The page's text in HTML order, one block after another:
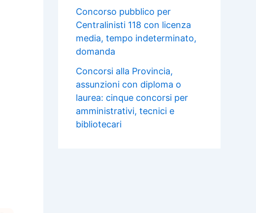
Concorso pubblico per
Centralinisti 118 con licenza
media, tempo indeterminato,
domanda
Concorsi alla Provincia,
assunzioni con diploma o
laurea: cinque concorsi per
amministrativi, tecnici e
bibliotecari